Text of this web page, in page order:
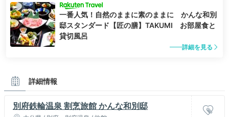
一番人気！自然のままに素のままに かんな和別
邸スタンダード【匠の膳】TAKUMI お部屋食と
貸切風呂
詳細を見る
詳細情報
別府鉄輪温泉 割烹旅館 かんな和別邸